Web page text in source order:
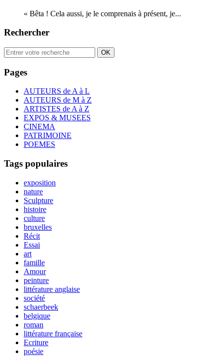
« Bêta ! Cela aussi, je le comprenais à présent, je...
Rechercher
Pages
AUTEURS de A à L
AUTEURS de M à Z
ARTISTES de A à Z
EXPOS & MUSEES
CINEMA
PATRIMOINE
POEMES
Tags populaires
exposition
nature
Sculpture
histoire
culture
bruxelles
Récit
Essai
art
famille
Amour
peinture
littérature anglaise
société
schaerbeek
belgique
roman
littérature française
Ecriture
poésie